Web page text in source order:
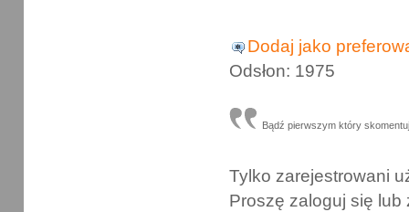
Dodaj jako
Odsłon: 1975
Bądź pierwszym który
Tylko zarejestrowani
Proszę zaloguj się lub